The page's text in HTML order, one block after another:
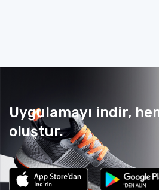
Uygulamayı indir,
oluştur.